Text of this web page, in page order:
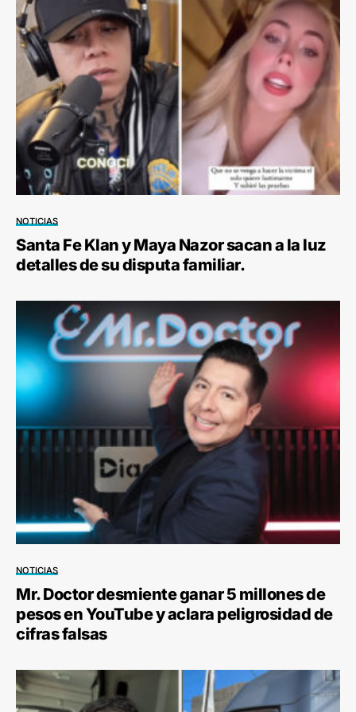
NOTICIAS
Santa Fe Klan y Maya Nazor sacan a la luz
detalles de su disputa familiar.
NOTICIAS
Mr. Doctor desmiente ganar 5 millones de
pesos en YouTube y aclara peligrosidad de
cifras falsas